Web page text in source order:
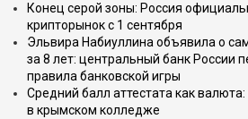
Конец серой зоны: Россия
крипторынок с 1 сентября
Эльвира Набиуллина объявила о
за 8 лет: центральный банк России
правила банковской игры
Средний балл аттестата как валюта:
в крымском колледже